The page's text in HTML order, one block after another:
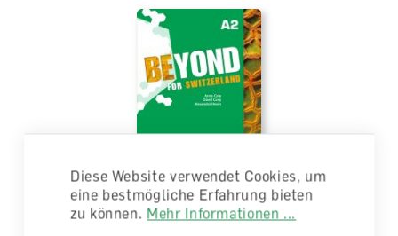
Beyond for Switzerland A2 Teacher's
Diese Website verwendet Cookies, um
eine bestmögliche Erfahrung bieten
zu können. Mehr Informationen ...